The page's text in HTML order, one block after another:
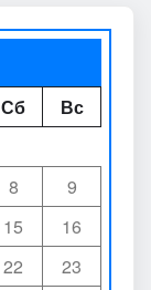
Сб
Вс
8
9
15
16
22
23